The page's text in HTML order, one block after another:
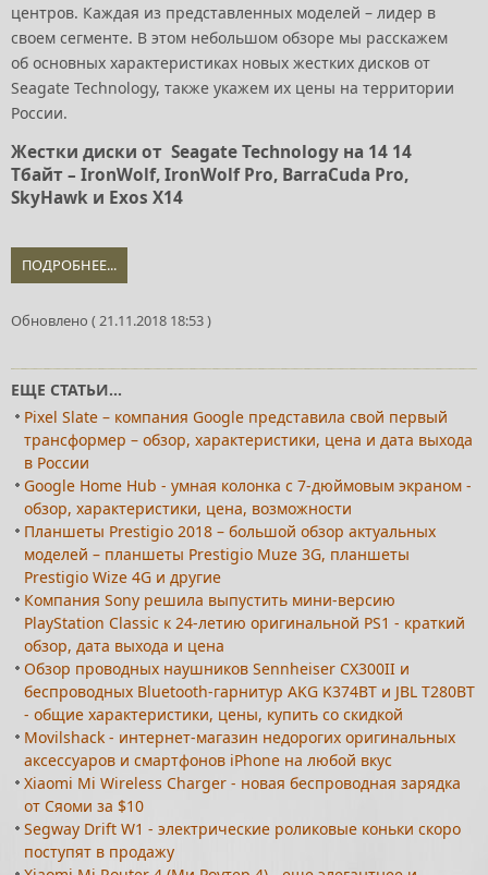
центров. Каждая из представленных моделей – лидер в
своем сегменте. В этом небольшом обзоре мы расскажем
об основных характеристиках новых жестких дисков от
Seagate Technology, также укажем их цены на территории
России.
Жестки диски от Seagate Technology на 14 14
Тбайт – IronWolf, IronWolf Pro, BarraCuda Pro,
SkyHawk и Exos X14
ПОДРОБНЕЕ...
Обновлено ( 21.11.2018 18:53 )
ЕЩЕ СТАТЬИ...
Pixel Slate – компания Google представила свой первый
трансформер – обзор, характеристики, цена и дата выхода
в России
Google Home Hub - умная колонка с 7-дюймовым экраном -
обзор, характеристики, цена, возможности
Планшеты Prestigio 2018 – большой обзор актуальных
моделей – планшеты Prestigio Muze 3G, планшеты
Prestigio Wize 4G и другие
Компания Sony решила выпустить мини-версию
PlayStation Classic к 24-летию оригинальной PS1 - краткий
обзор, дата выхода и цена
Обзор проводных наушников Sennheiser CX300II и
беспроводных Bluetooth-гарнитур AKG K374BT и JBL T280BT
- общие характеристики, цены, купить со скидкой
Movilshack - интернет-магазин недорогих оригинальных
аксессуаров и смартфонов iPhone на любой вкус
Xiaomi Mi Wireless Charger - новая беспроводная зарядка
от Сяоми за $10
Segway Drift W1 - электрические роликовые коньки скоро
поступят в продажу